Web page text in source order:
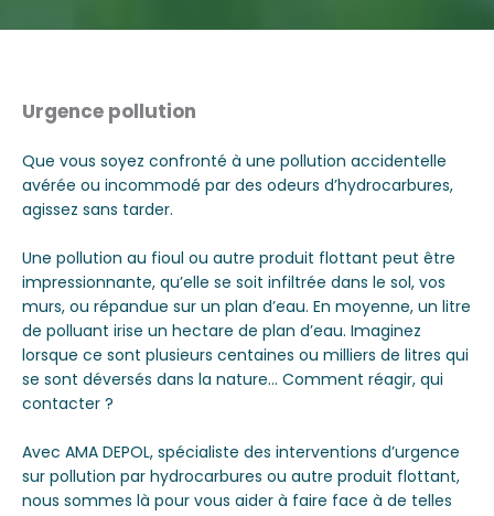
Urgence pollution
Que vous soyez confronté à une pollution accidentelle
avérée ou incommodé par des odeurs d’hydrocarbures,
agissez sans tarder.
Une pollution au fioul ou autre produit flottant peut être
impressionnante, qu’elle se soit infiltrée dans le sol, vos
murs, ou répandue sur un plan d’eau. En moyenne, un litre
de polluant irise un hectare de plan d’eau. Imaginez
lorsque ce sont plusieurs centaines ou milliers de litres qui
se sont déversés dans la nature… Comment réagir, qui
contacter ?
Avec AMA DEPOL, spécialiste des interventions d’urgence
sur pollution par hydrocarbures ou autre produit flottant,
nous sommes là pour vous aider à faire face à de telles